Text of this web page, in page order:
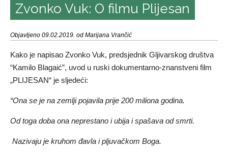
Zvonko Vuk: O filmu Plijesan
Objavljeno 09.02.2019. od Marijana Vrančić
Kako je napisao Zvonko Vuk, predsjednik Gljivarskog društva
“Kamilo Blagaić”, uvod u ruski dokumentarno-znanstveni film
„PLIJESAN“ je sljedeći:
“Ona se je na zemlji pojavila prije 200 miliona godina.
Od toga doba ona neprestano i ubija i spašava od smrti.
Nazivaju je kruhom đavla i pljuvačkom Boga.